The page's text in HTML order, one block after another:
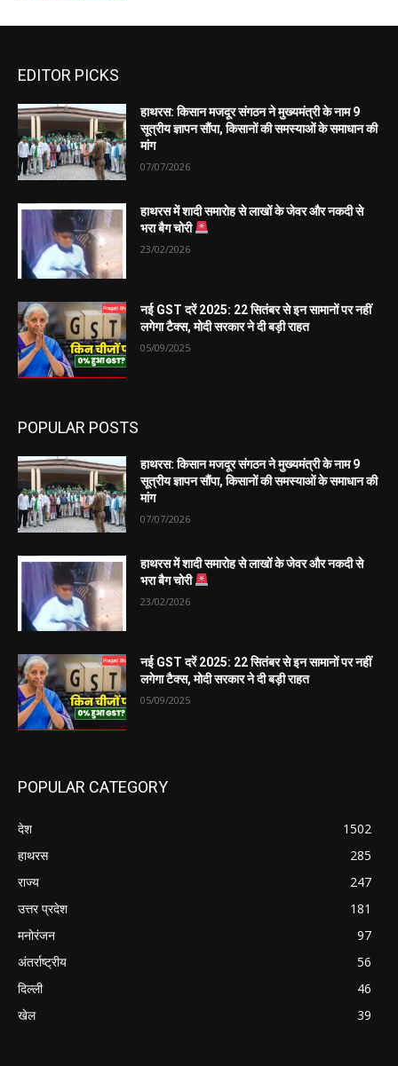
EDITOR PICKS
हाथरस: किसान मजदूर संगठन ने मुख्यमंत्री के नाम 9
सूत्रीय ज्ञापन सौंपा, किसानों की समस्याओं के समाधान की
मांग
07/07/2026
हाथरस में शादी समारोह से लाखों के जेवर और नकदी से
भरा बैग चोरी
23/02/2026
नई GST दरें 2025: 22 सितंबर से इन सामानों पर नहीं
लगेगा टैक्स, मोदी सरकार ने दी बड़ी राहत
05/09/2025
POPULAR POSTS
हाथरस: किसान मजदूर संगठन ने मुख्यमंत्री के नाम 9
सूत्रीय ज्ञापन सौंपा, किसानों की समस्याओं के समाधान की
मांग
07/07/2026
हाथरस में शादी समारोह से लाखों के जेवर और नकदी से
भरा बैग चोरी
23/02/2026
नई GST दरें 2025: 22 सितंबर से इन सामानों पर नहीं
लगेगा टैक्स, मोदी सरकार ने दी बड़ी राहत
05/09/2025
POPULAR CATEGORY
देश
1502
हाथरस
285
राज्य
247
उत्तर प्रदेश
181
मनोरंजन
97
अंतर्राष्ट्रीय
56
दिल्ली
46
खेल
39